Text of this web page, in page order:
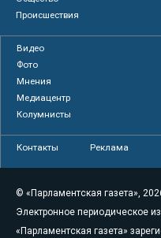
Происшествия
Видео
Фото
Мнения
Медиацентр
Колумнисты
Контакты Реклама
© «Парламентская газета»,
Электронное периодическое
«Парламентская газета»